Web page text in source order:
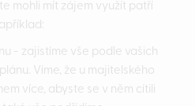
mohli mít zájem využít patří
- zajistíme vše podle vašich
Víme, že u majitelského
více, abyste se v něm cítili